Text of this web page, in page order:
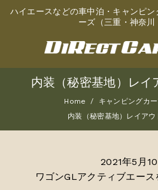
ハイエースなどの車中泊・キャンピ
ーズ（三重・神奈川
内装（秘密基地）レイ
Home
キャンピングカ
内装（秘密基地）レイア
2021年5月
ワゴンGLアクティブエー